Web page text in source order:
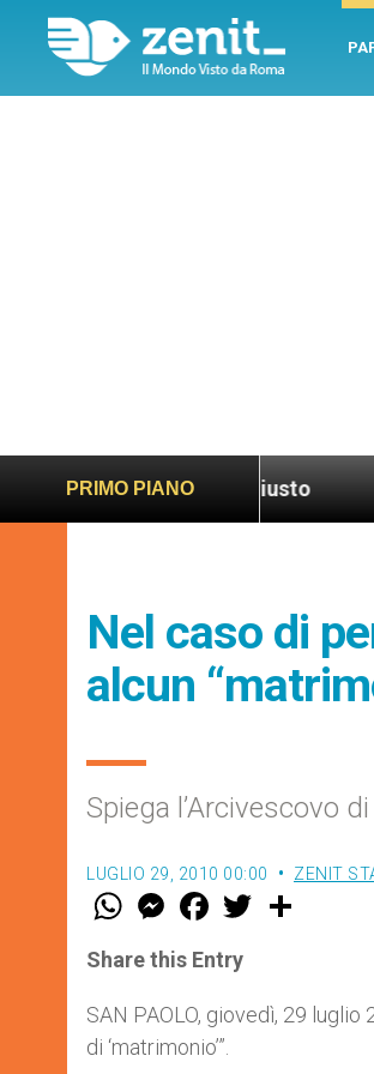
PRIMO PIANO
più sano e giusto LEV:
Nel caso di
alcun
Spiega l’Arcivescovo
LUGLIO 29, 2010 00:00 ZENIT
W
t
s
p
p
M
e
s
e
g
e
r
F
a
e
b
o
k
w
r
Share this Entry
SAN PAOLO, giovedì, 29
di ‘matrimonio’”.